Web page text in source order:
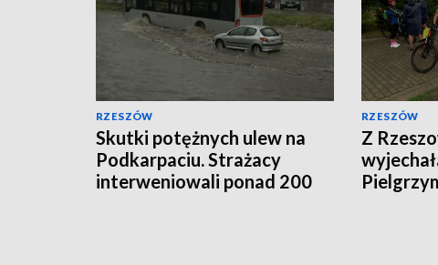
RZESZÓW
Skutki potężnych ulew na
Podkarpaciu. Strażacy
interweniowali ponad 200
RZESZÓW
Z